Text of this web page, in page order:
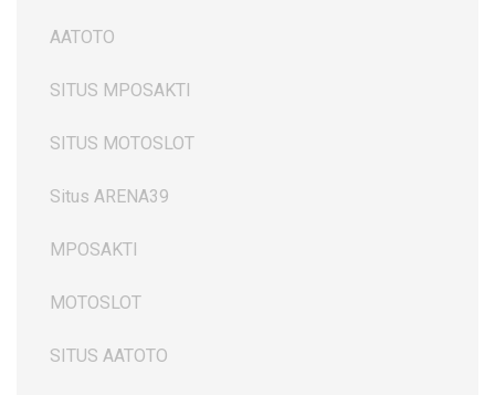
AATOTO
SITUS MPOSAKTI
SITUS MOTOSLOT
Situs ARENA39
MPOSAKTI
MOTOSLOT
SITUS AATOTO